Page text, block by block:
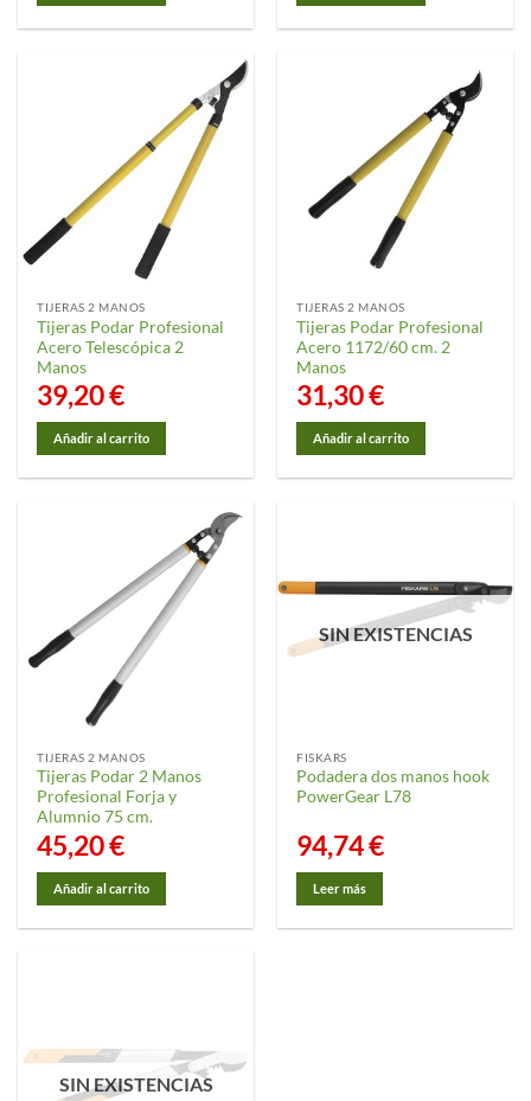
TIJERAS 2 MANOS
Tijeras Podar Profesional
Acero Telescópica 2
Manos
39,20€
Añadir al carrito
TIJERAS 2 MANOS
Tijeras Podar Profesional
Acero 1172/60 cm. 2
Manos
31,30€
Añadir al carrito
TIJERAS 2 MANOS
Tijeras Podar 2 Manos
Profesional Forja y
Alumnio 75 cm.
45,20€
Añadir al carrito
SIN EXISTENCIAS
FISKARS
Podadera dos manos hook
PowerGear L78
94,74€
Leer más
SIN EXISTENCIAS